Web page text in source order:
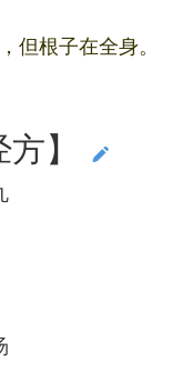
但根子在全身。
】